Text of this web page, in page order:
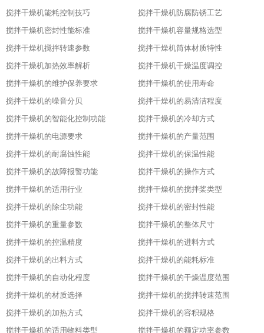
搅拌干燥机能耗控制技巧
搅拌干燥机防腐防锈工艺
搅拌干燥机密封性能标准
搅拌干燥机容量规格选型
搅拌干燥机搅拌转速参数
搅拌干燥机筒体材质特性
搅拌干燥机加热效率解析
搅拌干燥机干燥温度调控
搅拌干燥机的维护保养要求
搅拌干燥机的使用寿命
搅拌干燥机的噪音分贝
搅拌干燥机的易清洁程度
搅拌干燥机的智能化控制功能
搅拌干燥机的冷却方式
搅拌干燥机的电源要求
搅拌干燥机的产量范围
搅拌干燥机的耐腐蚀性能
搅拌干燥机的保温性能
搅拌干燥机的故障报警功能
搅拌干燥机的操作方式
搅拌干燥机的适用行业
搅拌干燥机的搅拌桨类型
搅拌干燥机的除尘功能
搅拌干燥机的密封性能
搅拌干燥机的重量参数
搅拌干燥机的整体尺寸
搅拌干燥机的控温精度
搅拌干燥机的进料方式
搅拌干燥机的出料方式
搅拌干燥机的能耗标准
搅拌干燥机的自动化程度
搅拌干燥机的干燥温度范围
搅拌干燥机的材质选择
搅拌干燥机的搅拌转速范围
搅拌干燥机的加热方式
搅拌干燥机的容积规格
搅拌干燥机的适用物料类型
搅拌干燥机的额定功率参数